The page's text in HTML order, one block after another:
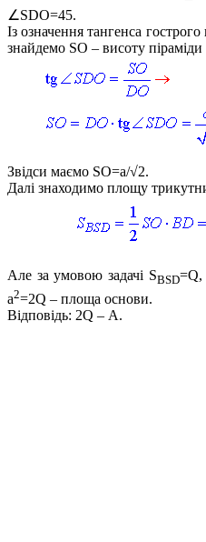
∠SDO=45.
Із означення тангенса
знайдемо SO – висоту піраміди
Звідси маємо SO=a/√2.
Далі знаходимо площу
Але за умовою задачі SBSD=Q,
a2=2Q – площа основи.
Відповідь: 2Q – А.